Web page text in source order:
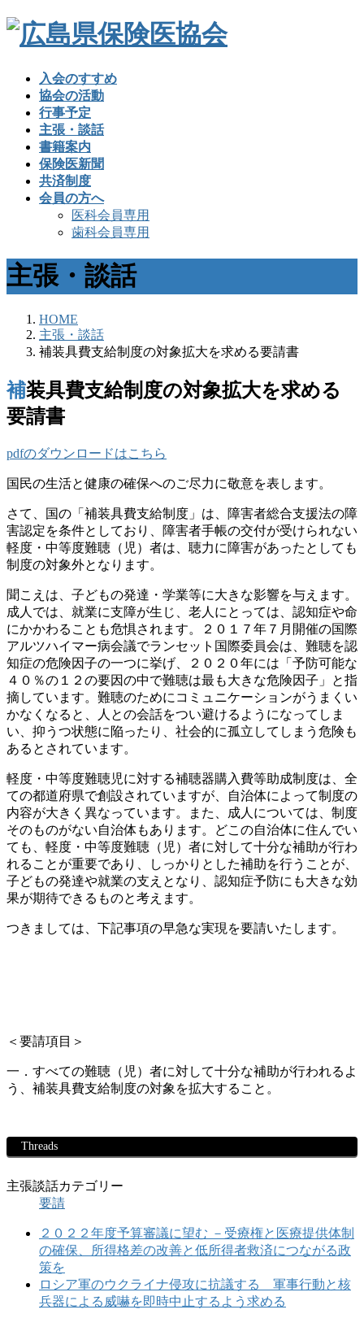
入会のすすめ
協会の活動
行事予定
主張・談話
書籍案内
保険医新聞
共済制度
会員の方へ
医科会員専用
歯科会員専用
主張・談話
HOME
主張・談話
補装具費支給制度の対象拡大を求める要請書
補装具費支給制度の対象拡大を求める
要請書
pdfのダウンロードはこちら
国民の生活と健康の確保へのご尽力に敬意を表します。
さて、国の「補装具費支給制度」は、障害者総合支援法の障
害認定を条件としており、障害者手帳の交付が受けられない
軽度・中等度難聴（児）者は、聴力に障害があったとしても
制度の対象外となります。
聞こえは、子どもの発達・学業等に大きな影響を与えます。
成人では、就業に支障が生じ、老人にとっては、認知症や命
にかかわることも危惧されます。２０１７年７月開催の国際
アルツハイマー病会議でランセット国際委員会は、難聴を認
知症の危険因子の一つに挙げ、２０２０年には「予防可能な
４０％の１２の要因の中で難聴は最も大きな危険因子」と指
摘しています。難聴のためにコミュニケーションがうまくい
かなくなると、人との会話をつい避けるようになってしま
い、抑うつ状態に陥ったり、社会的に孤立してしまう危険も
あるとされています。
軽度・中等度難聴児に対する補聴器購入費等助成制度は、全
ての都道府県で創設されていますが、自治体によって制度の
内容が大きく異なっています。また、成人については、制度
そのものがない自治体もあります。どこの自治体に住んでい
ても、軽度・中等度難聴（児）者に対して十分な補助が行わ
れることが重要であり、しっかりとした補助を行うことが、
子どもの発達や就業の支えとなり、認知症予防にも大きな効
果が期待できるものと考えます。
つきましては、下記事項の早急な実現を要請いたします。
＜要請項目＞
一．すべての難聴（児）者に対して十分な補助が行われるよ
う、補装具費支給制度の対象を拡大すること。
Threads
主張談話カテゴリー
要請
２０２２年度予算審議に望む －受療権と医療提供体制
の確保、所得格差の改善と低所得者救済につながる政
策を
ロシア軍のウクライナ侵攻に抗議する 軍事行動と核
兵器による威嚇を即時中止するよう求める